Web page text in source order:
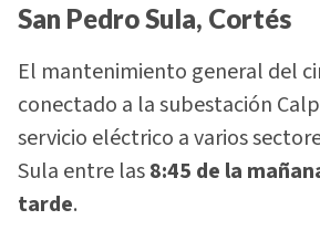
San Pedro Sula, Cortés
El mantenimiento general del
conectado a la subestación
servicio eléctrico a varios
Sula entre las8:45 de la
tarde.